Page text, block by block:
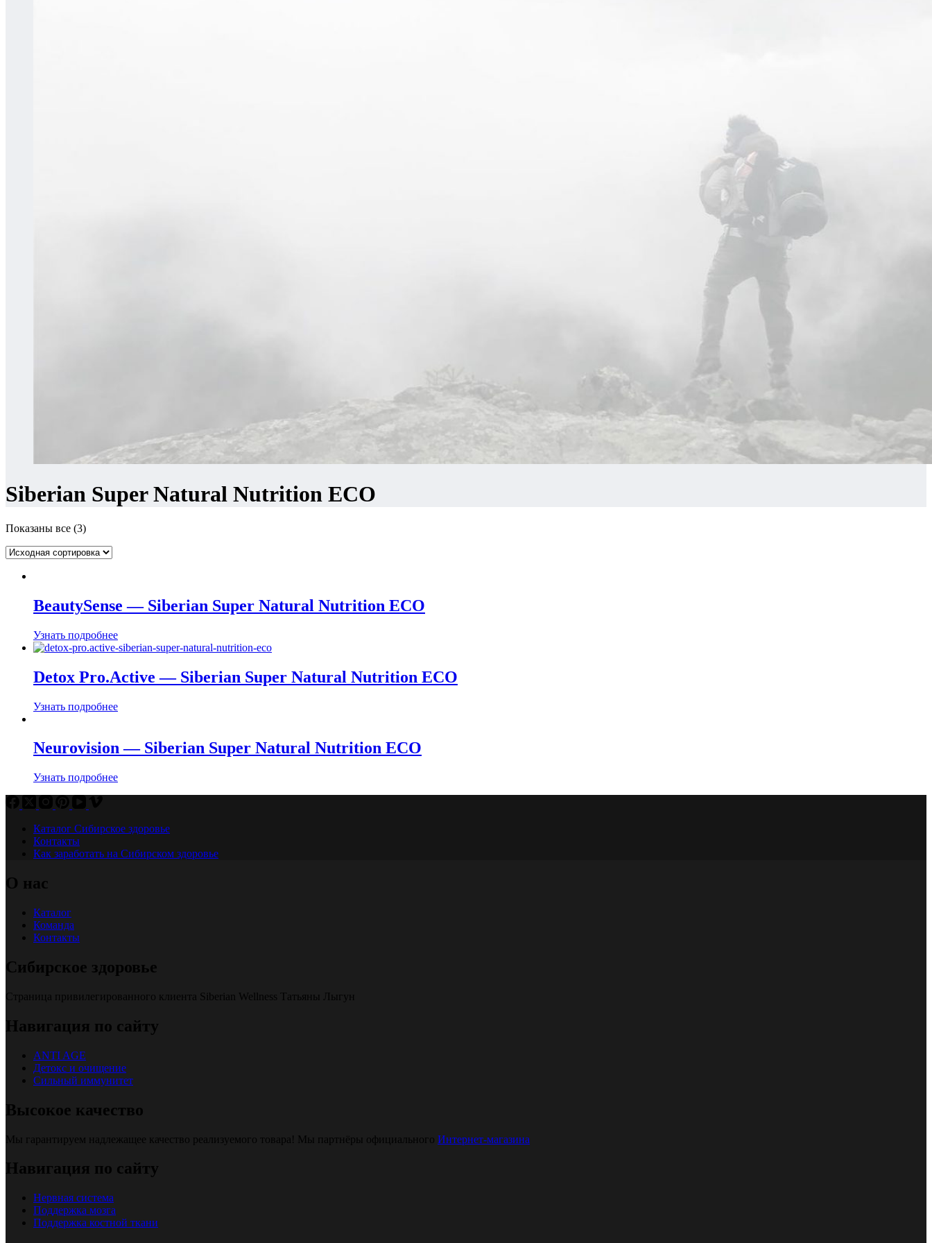
Siberian Super Natural Nutrition ECO
Показаны все (3)
BeautySense — Siberian Super Natural Nutrition ECO
Узнать подробнее
Detox Pro.Active — Siberian Super Natural Nutrition ECO
Узнать подробнее
Neurovision — Siberian Super Natural Nutrition ECO
Узнать подробнее
Каталог Сибирское здоровье
Контакты
Как заработать на Сибирском здоровье
О нас
Каталог
Команда
Контакты
Сибирское здоровье
Страница привилегированного клиента Siberian Wellness Татьяны Лыгун
Навигация по сайту
ANTI AGE
Детокс и очищение
Сильный иммунитет
Высокое качество
Мы гарантируем надлежащее качество реализуемого товара! Мы партнёры официального Интернет-магазина
Навигация по сайту
Нервная система
Поддержка мозга
Поддержка костной ткани